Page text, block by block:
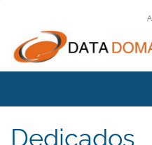
Dedicados